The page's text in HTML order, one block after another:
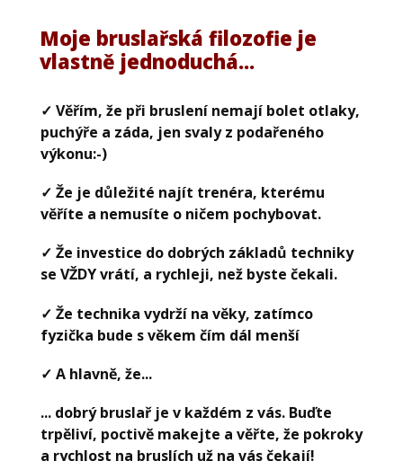
Moje bruslařská filozofie je
vlastně jednoduchá...
✓ Věřím, že při bruslení nemají bolet otlaky,
puchýře a záda, jen svaly z podařeného
výkonu:-)
✓ Že je důležité najít trenéra, kterému
věříte a nemusíte o ničem pochybovat.
✓ Že investice do dobrých základů techniky
se VŽDY vrátí, a rychleji, než byste čekali.
✓ Že technika vydrží na věky, zatímco
fyzička bude s věkem čím dál menší
✓ A hlavně, že...
... dobrý bruslař je v každém z vás. Buďte
trpěliví, poctivě makejte a věřte, že pokroky
a rychlost na bruslích už na vás čekají!